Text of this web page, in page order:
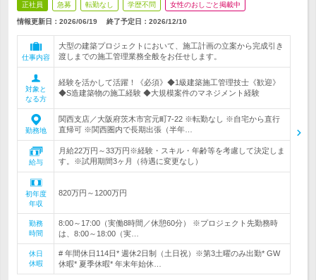
正社員 急募 転勤なし 学歴不問 女性のおしごと掲載中
情報更新日：2026/06/19 終了予定日： 2026/12/10
仕事内容
大型の建築プロジェクトにおいて、施工計画の立案から完成引き
渡しまでの施工管理業務全般をお任せします。
対象と
なる方
経験を活かして活躍！《必須》◆1級建築施工管理技士《歓迎》
◆S造建築物の施工経験 ◆大規模案件のマネジメント経験
勤務地
関西支店／大阪府茨木市宮元町7-22 ※転勤なし ※自宅から直行
直帰可 ※関西圏内で長期出張（半年…
給与
月給22万円～33万円※経験・スキル・年齢等を考慮して決定しま
す。※試用期間3ヶ月（待遇に変更なし）
初年度
年収
820万円～1200万円
勤務
時間
8:00～17:00（実働8時間／休憩60分） ※プロジェクト先勤務時
は、8:00～18:00（実…
休日
休暇
# 年間休日114日* 週休2日制（土日祝）※第3土曜のみ出勤* GW
休暇* 夏季休暇* 年末年始休…